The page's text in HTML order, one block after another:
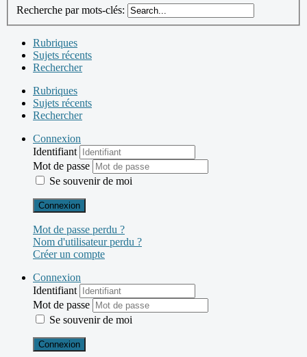
Recherche par mots-clés:
Rubriques
Sujets récents
Rechercher
Rubriques
Sujets récents
Rechercher
Connexion
Identifiant
Mot de passe
Se souvenir de moi
Connexion
Mot de passe perdu ?
Nom d'utilisateur perdu ?
Créer un compte
Connexion
Identifiant
Mot de passe
Se souvenir de moi
Connexion